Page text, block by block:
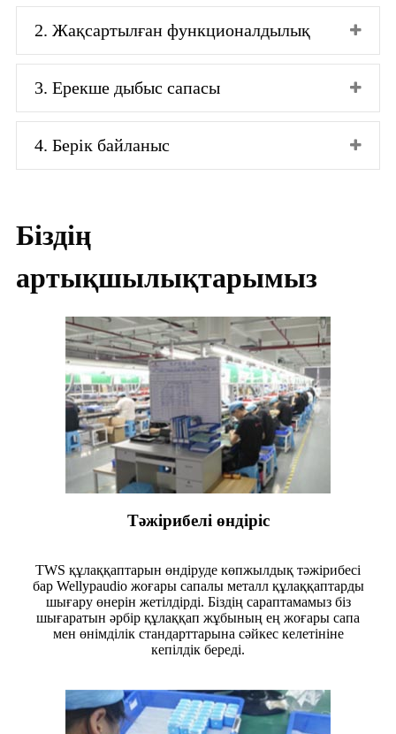
2. Жақсартылған функционалдылық
3. Ерекше дыбыс сапасы
4. Берік байланыс
Біздің
артықшылықтарымыз
Тәжірибелі өндіріс
TWS құлаққаптарын өндіруде көпжылдық тәжірибесі
бар Wellypaudio жоғары сапалы металл құлаққаптарды
шығару өнерін жетілдірді. Біздің сараптамамыз біз
шығаратын әрбір құлаққап жұбының ең жоғары сапа
мен өнімділік стандарттарына сәйкес келетініне
кепілдік береді.